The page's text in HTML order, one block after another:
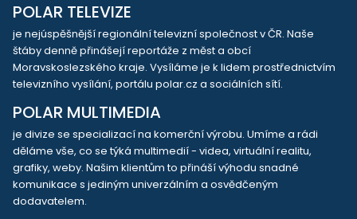
POLAR TELEVIZE
je nejúspěšnější regionální televizní společnost v ČR. Naše
štáby denně přinášejí reportáže z měst a obcí
Moravskoslezského kraje. Vysíláme je k lidem prostřednictvím
televizního vysílání, portálu polar.cz a sociálních sítí.
POLAR MULTIMEDIA
je divize se specializací na komerční výrobu. Umíme a rádi
děláme vše, co se týká multimedií - videa, virtuální realitu,
grafiky, weby. Našim klientům to přináší výhodu snadné
komunikace s jediným univerzálním a osvědčeným
dodavatelem.